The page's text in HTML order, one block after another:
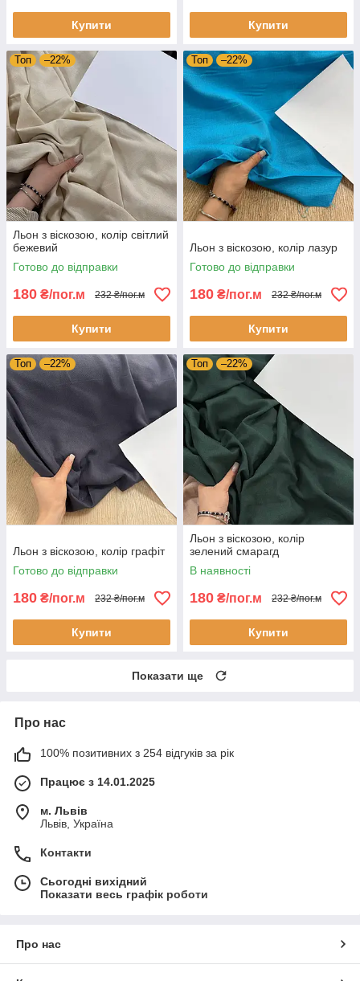
Купити Купити
Топ –22%
Льон з віскозою, колір світлий
бежевий
Готово до відправки
180 ₴/пог.м 232 ₴/пог.м
Купити
Топ –22%
Льон з віскозою, колір лазур
Готово до відправки
180 ₴/пог.м 232 ₴/пог.м
Купити
Топ –22%
Льон з віскозою, колір графіт
Готово до відправки
180 ₴/пог.м 232 ₴/пог.м
Купити
Топ –22%
Льон з віскозою, колір
зелений смарагд
В наявності
180 ₴/пог.м 232 ₴/пог.м
Купити
Показати ще
Про нас
100% позитивних з 254 відгуків за рік
Працює з 14.01.2025
м. Львів
Львів, Україна
Контакти
Сьогодні вихідний
Показати весь графік роботи
Про нас